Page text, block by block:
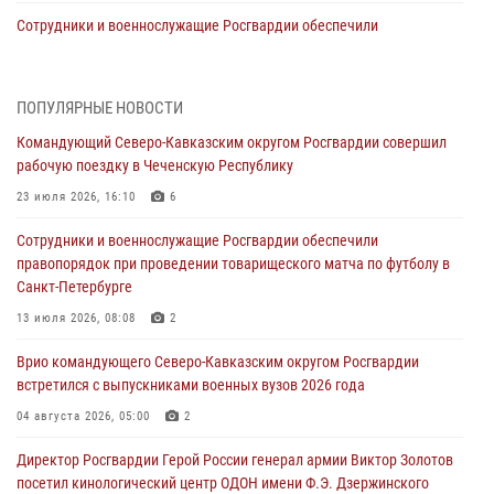
Сотрудники и военнослужащие Росгвардии обеспечили
06 августа 2026, 07:03 3
В Грозном военнослужащие Росгвардии присоединились к
всероссийской донорской акции «От сердца к сердцу»
06 августа 2026, 06:30
В Бурятии и Приамурье росгвардейцы задержали подозреваемых в
незаконном обороте наркотиков
06 августа 2026, 06:15
добычу биоресурсов
06 августа 2026, 05:12
06 августа 2026, 05:00
ПОПУЛЯРНЫЕ НОВОСТИ
Командующий Северо-Кавказским округом Росгвардии совершил
рабочую поездку в Чеченскую Республику
23 июля 2026, 16:10 6
Сотрудники и военнослужащие Росгвардии обеспечили
правопорядок при проведении товарищеского матча по футболу в
Санкт-Петербурге
13 июля 2026, 08:08 2
Врио командующего Северо-Кавказским округом Росгвардии
встретился с выпускниками военных вузов 2026 года
04 августа 2026, 05:00 2
Директор Росгвардии Герой России генерал армии Виктор Золотов
посетил кинологический центр ОДОН имени Ф.Э. Дзержинского